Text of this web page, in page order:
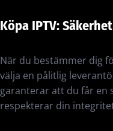
Köpa IPTV:
När du bestämmer dig
välja en pålitlig
garanterar att du får en
respekterar din